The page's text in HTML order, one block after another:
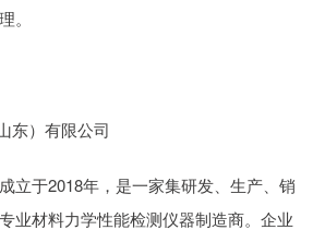
。
东）有限公司
立于2018年，是一家集研发、生产、销
业材料力学性能检测仪器制造商。企业